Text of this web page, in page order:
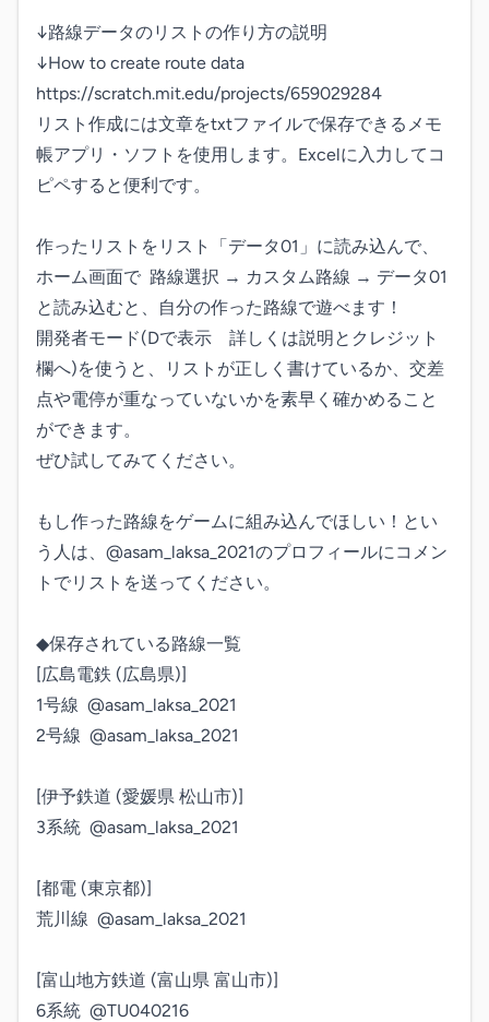
↓路線データのリストの作り方の説明
↓How to create route data
https://scratch.mit.edu/projects/659029284
リスト作成には文章をtxtファイルで保存できるメモ
帳アプリ・ソフトを使用します。Excelに入力してコ
ピペすると便利です。
作ったリストをリスト「データ01」に読み込んで、
ホーム画面で  路線選択 → カスタム路線 → データ01
と読み込むと、自分の作った路線で遊べます！
開発者モード(Dで表示　詳しくは説明とクレジット
欄へ)を使うと、リストが正しく書けているか、交差
点や電停が重なっていないかを素早く確かめること
ができます。
ぜひ試してみてください。
もし作った路線をゲームに組み込んでほしい！とい
う人は、@asam_laksa_2021のプロフィールにコメン
トでリストを送ってください。
◆保存されている路線一覧
[広島電鉄 (広島県)]
1号線  @asam_laksa_2021
2号線  @asam_laksa_2021
[伊予鉄道 (愛媛県 松山市)]
3系統  @asam_laksa_2021
[都電 (東京都)]
荒川線  @asam_laksa_2021
[富山地方鉄道 (富山県 富山市)]
6系統  @TU040216